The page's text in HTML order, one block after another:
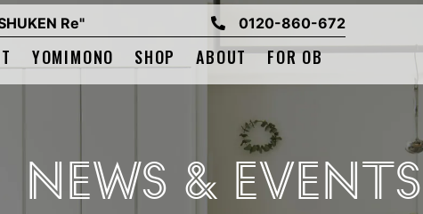
Re" 0120-860-672
YOMIMONO SHOP ABOUT FOR OB
NEWS & EVENTS